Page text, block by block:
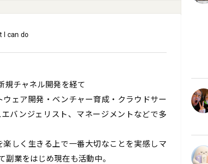
I can do
規チャネル開発を経て
ェア開発・ベンチャー育成・クラウドサー
バンジェリスト、マネージメントなどで多
しく生きる上で一番大切なことを実感しマ
業をはじめ現在も活動中。